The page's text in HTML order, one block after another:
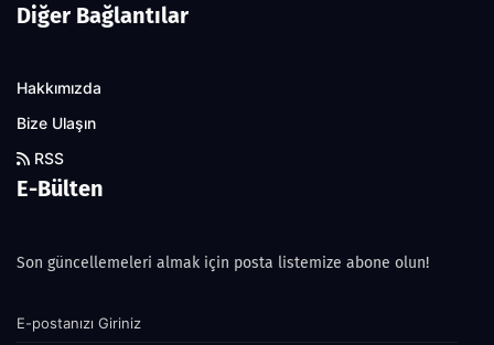
Diğer Bağlantılar
Hakkımızda
Bize Ulaşın
RSS
E-Bülten
Son güncellemeleri almak için posta listemize abone olun!